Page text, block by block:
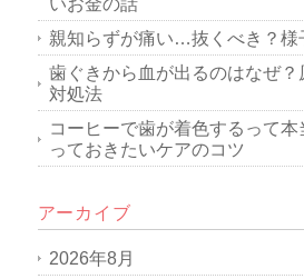
親知らずが痛い…抜くべき？様
歯ぐきから血が出るのはなぜ？
対処法
コーヒーで歯が着色するって
っておきたいケアのコツ
アーカイブ
2026年8月